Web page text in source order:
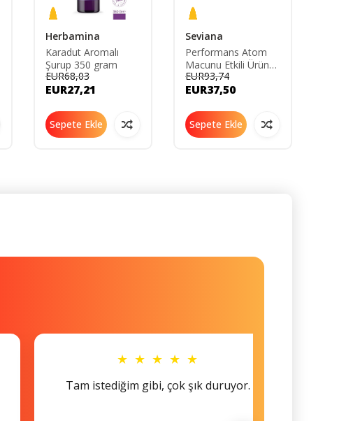
Herbamina
Karadut Aromalı
Şurup 350 gram
EUR68,03
EUR27,21
Sepete Ekle
Seviana
Performans Atom
Macunu Etkili Ürün
Kuvvet Macunu
Mesir Macunu 2x240
EUR93,74
EUR37,50
Sepete Ekle
★ ★ ★ ★ ★
Tam istediğim gibi, çok şık duruyor.